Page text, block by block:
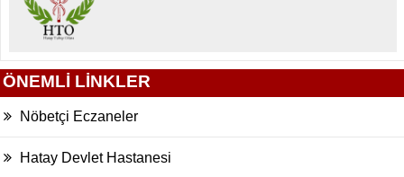
ÖNEMLİ LİNKLER
Nöbetçi Eczaneler
Hatay Devlet Hastanesi